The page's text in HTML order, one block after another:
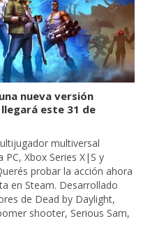
nueva versión
este 31 de
multiversal
PC, Xbox Series X|S y
probar la acción ahora
en Steam. Desarrollado
de Dead by Daylight,
shooter, Serious Sam,